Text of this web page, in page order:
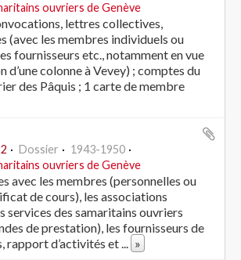
ouvriers de Genève
lettres collectives,
(avec les membres individuels ou
fournisseurs etc., notamment en vue
d’une colonne à Vevey) ; comptes du
des Pâquis ; 1 carte de membre
Dossier
1943-1950
ouvriers de Genève
avec les membres (personnelles ou
de cours), les associations
services des samaritains ouvriers
de prestation), les fournisseurs de
rapport d’activités et... »